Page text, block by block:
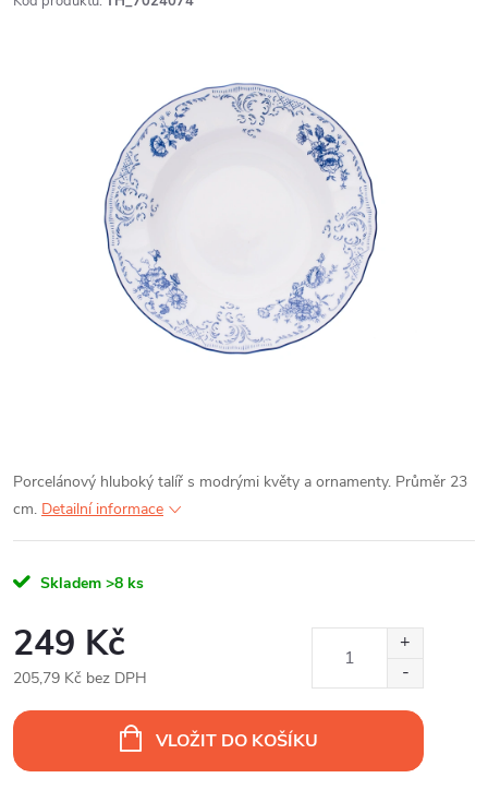
Porcelánový hluboký talíř s modrými květy a ornamenty. Průměr 23
cm. Detailní informace
Skladem >8 ks
249 Kč
205,79 Kč bez DPH
cena:
VLOŽIT DO KOŠÍKU